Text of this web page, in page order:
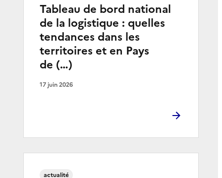
Tableau de bord national
de la logistique : quelles
tendances dans les
territoires et en Pays
de (…)
17 juin 2026
actualité